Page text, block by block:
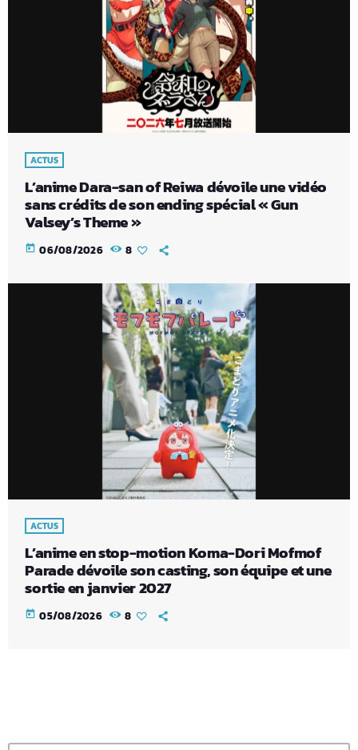
ACTUS
L’anime Dara-san of Reiwa dévoile une vidéo
sans crédits de son ending spécial « Gun
Valsey’s Theme »
today 06/08/2026 8
ACTUS
L’anime en stop-motion Koma-Dori Mofmof
Parade dévoile son casting, son équipe et une
sortie en janvier 2027
today 05/08/2026 8